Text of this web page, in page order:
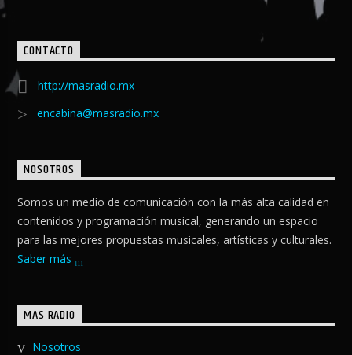
CONTACTO
http://masradio.mx
encabina@masradio.mx
NOSOTROS
Somos un medio de comunicación con la más alta calidad en
contenidos y programación musical, generando un espacio
para las mejores propuestas musicales, artísticas y culturales.
Saber más
MAS RADIO
Nosotros